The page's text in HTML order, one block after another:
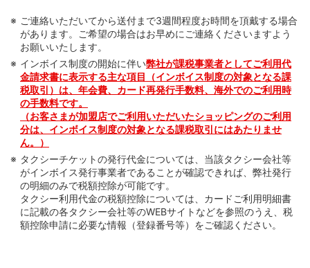
ご連絡いただいてから送付まで3週間程度お時間を頂戴する場合
があります。ご希望の場合はお早めにご連絡くださいますよう
お願いいたします。
インボイス制度の開始に伴い弊社が課税事業者としてご利用代
金請求書に表示する主な項目（インボイス制度の対象となる課
税取引）は、年会費、カード再発行手数料、海外でのご利用時
の手数料です。
（お客さまが加盟店でご利用いただいたショッピングのご利用
分は、インボイス制度の対象となる課税取引にはあたりませ
ん。）
タクシーチケットの発行代金については、当該タクシー会社等
がインボイス発行事業者であることが確認できれば、弊社発行
の明細のみで税額控除が可能です。
タクシー利用代金の税額控除については、カードご利用明細書
に記載の各タクシー会社等のWEBサイトなどを参照のうえ、税
額控除申請に必要な情報（登録番号等）をご確認ください。